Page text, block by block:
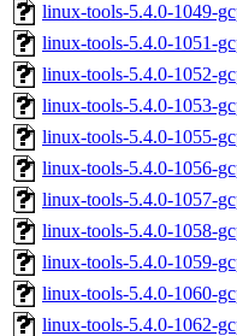
linux-tools-5.4.0-1049-
linux-tools-5.4.0-1051-
linux-tools-5.4.0-1052-
linux-tools-5.4.0-1053-
linux-tools-5.4.0-1055-
linux-tools-5.4.0-1056-
linux-tools-5.4.0-1057-
linux-tools-5.4.0-1058-
linux-tools-5.4.0-1059-
linux-tools-5.4.0-1060-
linux-tools-5.4.0-1062-